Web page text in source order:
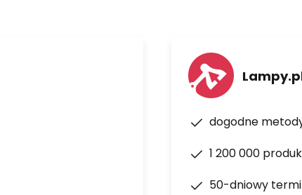
dogodne
1 200 000
50-dniowy